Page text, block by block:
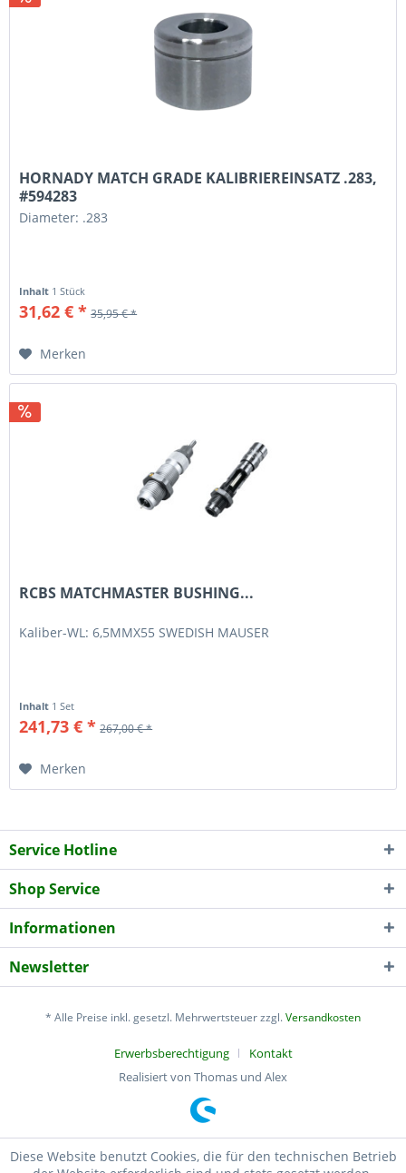
HORNADY MATCH GRADE KALIBRIEREINSATZ .283,
#594283
Diameter: .283
Inhalt 1 Stück
31,62 € * 35,95 € *
Merken
RCBS MATCHMASTER BUSHING...
Kaliber-WL: 6,5MMX55 SWEDISH MAUSER
Inhalt 1 Set
241,73 € * 267,00 € *
Merken
Service Hotline
Shop Service
Informationen
Newsletter
* Alle Preise inkl. gesetzl. Mehrwertsteuer zzgl.Versandkosten
Erwerbsberechtigung
Kontakt
Realisiert von Thomas und Alex
Diese Website benutzt Cookies, die für den technischen Betrieb